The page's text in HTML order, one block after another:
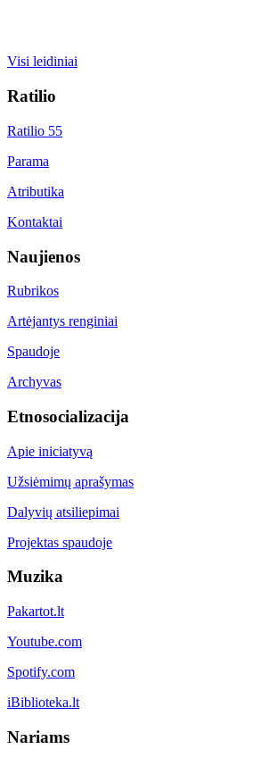
Visi leidiniai
Ratilio
Ratilio 55
Parama
Atributika
Kontaktai
Naujienos
Rubrikos
Artėjantys renginiai
Spaudoje
Archyvas
Etnosocializacija
Apie iniciatyvą
Užsiėmimų aprašymas
Dalyvių atsiliepimai
Projektas spaudoje
Muzika
Pakartot.lt
Youtube.com
Spotify.com
iBiblioteka.lt
Nariams